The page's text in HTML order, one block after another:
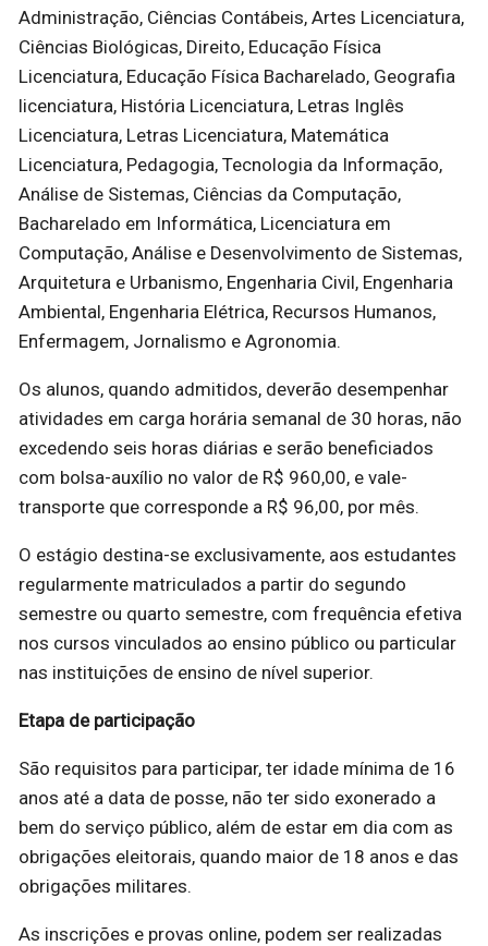
Administração, Ciências Contábeis, Artes Licenciatura,
Ciências Biológicas, Direito, Educação Física
Licenciatura, Educação Física Bacharelado, Geografia
licenciatura, História Licenciatura, Letras Inglês
Licenciatura, Letras Licenciatura, Matemática
Licenciatura, Pedagogia, Tecnologia da Informação,
Análise de Sistemas, Ciências da Computação,
Bacharelado em Informática, Licenciatura em
Computação, Análise e Desenvolvimento de Sistemas,
Arquitetura e Urbanismo, Engenharia Civil, Engenharia
Ambiental, Engenharia Elétrica, Recursos Humanos,
Enfermagem, Jornalismo e Agronomia.
Os alunos, quando admitidos, deverão desempenhar
atividades em carga horária semanal de 30 horas, não
excedendo seis horas diárias e serão beneficiados
com bolsa-auxílio no valor de R$ 960,00, e vale-
transporte que corresponde a R$ 96,00, por mês.
O estágio destina-se exclusivamente, aos estudantes
regularmente matriculados a partir do segundo
semestre ou quarto semestre, com frequência efetiva
nos cursos vinculados ao ensino público ou particular
nas instituições de ensino de nível superior.
Etapa de participação
São requisitos para participar, ter idade mínima de 16
anos até a data de posse, não ter sido exonerado a
bem do serviço público, além de estar em dia com as
obrigações eleitorais, quando maior de 18 anos e das
obrigações militares.
As inscrições e provas online, podem ser realizadas